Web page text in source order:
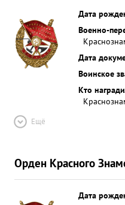
Дата
Военно-
Дата
Воинское
Кто
Ещё
Орден Красного
Дата